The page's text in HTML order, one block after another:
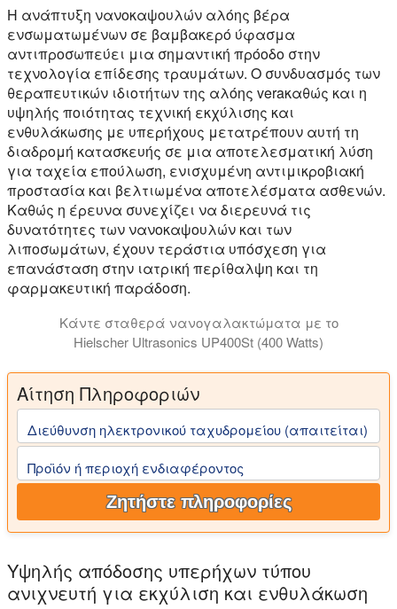
Η ανάπτυξη νανοκαψουλών αλόης βέρα
ενσωματωμένων σε βαμβακερό ύφασμα
αντιπροσωπεύει μια σημαντική πρόοδο στην
τεχνολογία επίδεσης τραυμάτων. Ο συνδυασμός των
θεραπευτικών ιδιοτήτων της αλόης veraκαθώς και η
υψηλής ποιότητας τεχνική εκχύλισης και
ενθυλάκωσης με υπερήχους μετατρέπουν αυτή τη
διαδρομή κατασκευής σε μια αποτελεσματική λύση
για ταχεία επούλωση, ενισχυμένη αντιμικροβιακή
προστασία και βελτιωμένα αποτελέσματα ασθενών.
Καθώς η έρευνα συνεχίζει να διερευνά τις
δυνατότητες των νανοκαψουλών και των
λιποσωμάτων, έχουν τεράστια υπόσχεση για
επανάσταση στην ιατρική περίθαλψη και τη
φαρμακευτική παράδοση.
Κάντε σταθερά νανογαλακτώματα με το
Hielscher Ultrasonics UP400St (400 Watts)
Αίτηση Πληροφοριών
Διεύθυνση ηλεκτρονικού ταχυδρομείου (απαιτείται)
Προϊόν ή περιοχή ενδιαφέροντος
Ζητήστε πληροφορίες
Υψηλής απόδοσης υπερήχων τύπου
ανιχνευτή για εκχύλιση και ενθυλάκωση